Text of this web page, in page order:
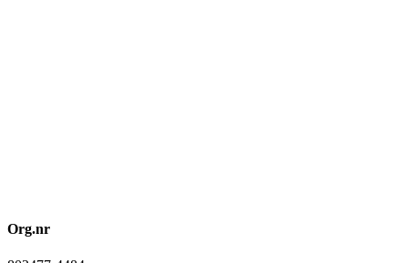
Org.nr